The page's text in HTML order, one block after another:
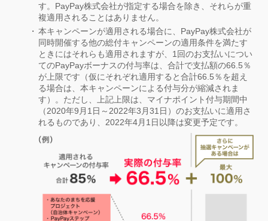
す。PayPay株式会社が指定する場合を除き、それらが重
複適用されることはありません。
本キャンペーンが適用される場合に、PayPay株式会社が
同時開催する他の総付キャンペーンの適用条件を満たす
ときにはそれらも適用されますが、1回のお支払いについ
てのPayPayボーナスの付与率は、合計で支払額の66.5％
が上限です（仮にそれぞれ適用すると合計66.5％を超え
る場合は、本キャンペーンによる付与分が縮減されま
す）。ただし、上記上限は、マイナポイント付与期間中
（2020年9月1日～2022年3月31日）のお支払いに適用さ
れるものであり、2022年4月1日以降は変更予定です。